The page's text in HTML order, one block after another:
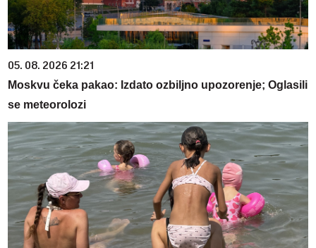
05. 08. 2026 21:21
Moskvu čeka pakao: Izdato ozbiljno upozorenje; Oglasili
se meteorolozi